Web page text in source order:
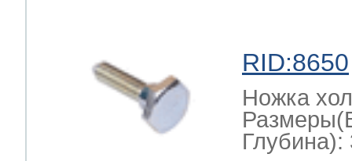
RID:8650
Ножка
Глубина):